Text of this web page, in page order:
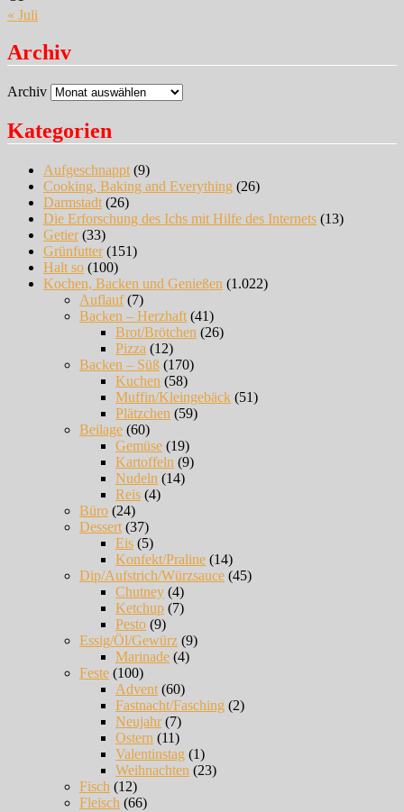
« Juli
Archiv
Archiv
Kategorien
Aufgeschnappt (9)
Cooking, Baking and Everything (26)
Darmstadt (26)
Die Erforschung des Ichs mit Hilfe des Internets (13)
Getier(33)
Grünfutter(151)
Halt so (100)
Kochen, Backen und Genießen (1.022)
Auflauf(7)
Backen – Herzhaft (41)
Brot/Brötchen (26)
Pizza (12)
Backen – Süß (170)
Kuchen (58)
Muffin/Kleingebäck (51)
Plätzchen (59)
Beilage (60)
Gemüse (19)
Kartoffeln (9)
Nudeln (14)
Reis (4)
Büro (24)
Dessert (37)
Eis (5)
Konfekt/Praline (14)
Dip/Aufstrich/Würzsauce (45)
Chutney (4)
Ketchup (7)
Pesto (9)
Essig/Öl/Gewürz (9)
Marinade (4)
Feste (100)
Advent (60)
Fastnacht/Fasching (2)
Neujahr(7)
Ostern (11)
Valentinstag (1)
Weihnachten (23)
Fisch (12)
Fleisch (66)